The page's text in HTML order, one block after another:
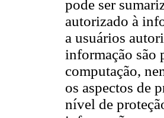
pode ser
autorizado à
a usuários
informação são
computação,
os aspectos de
nível de